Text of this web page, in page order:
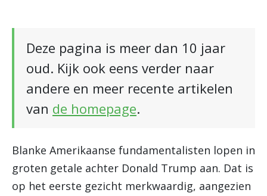
Deze pagina is meer dan 10 jaar
oud. Kijk ook eens verder naar
andere en meer recente artikelen
van de homepage.
Blanke Amerikaanse fundamentalisten lopen in
groten getale achter Donald Trump aan. Dat is
op het eerste gezicht merkwaardig, aangezien